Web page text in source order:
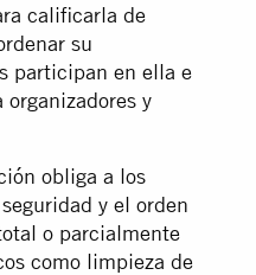
calificarla de
su
participan en ella e
organizadores y
obliga a los
y el orden
o parcialmente
como limpieza de